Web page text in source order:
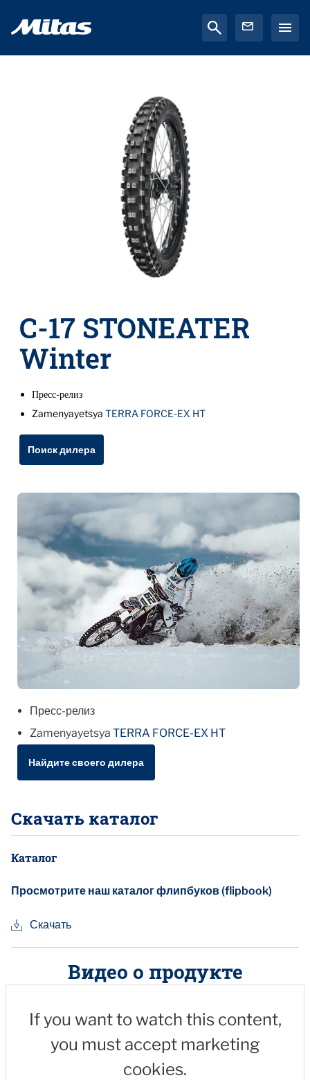
C-17 STONEATER
Winter
Пресс-релиз
Zamenyayetsya TERRA FORCE-EX HT
Поиск дилера
Пресс-релиз
Zamenyayetsya TERRA FORCE-EX HT
Найдите своего дилера
Скачать каталог
Каталог
Просмотрите наш каталог флипбуков (flipbook)
Скачать
Видео о продукте
If you want to watch this content,
you must accept marketing
cookies.